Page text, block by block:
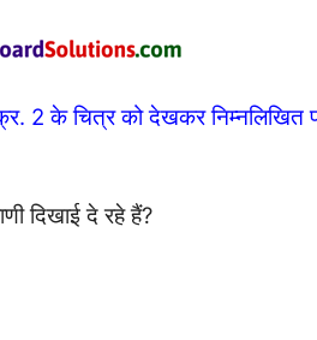
2 के चित्र को देखकर निम्नलिखित
दिखाई दे रहे हैं?